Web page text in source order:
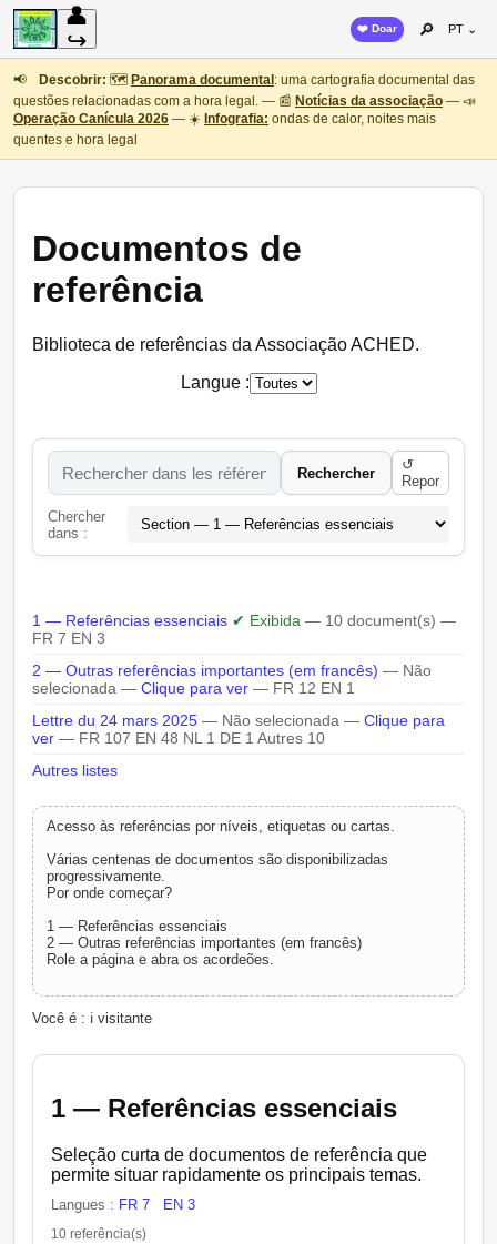
👤
↪
❤️ Doar 🔎 PT ⌄
📢 Descobrir: 🗺️ Panorama documental : uma cartografia documental das
questões relacionadas com a hora legal. — 📰 Notícias da associação — 📣
Operação Canícula 2026 — ☀️ Infografia: ondas de calor, noites mais
quentes e hora legal
Documentos de
referência
Biblioteca de referências da Associação ACHED.
Langue :
Rechercher
↺
Repor
Chercher
dans :
1 — Referências essenciais ✔ Exibida — 10 document(s) —
FR 7 EN 3
2 — Outras referências importantes (em francês) — Não
selecionada — Clique para ver — FR 12 EN 1
Lettre du 24 mars 2025 — Não selecionada — Clique para
ver — FR 107 EN 48 NL 1 DE 1 Autres 10
Autres listes
Acesso às referências por níveis, etiquetas ou cartas.
Várias centenas de documentos são disponibilizadas
progressivamente.
Por onde começar?
1 — Referências essenciais
2 — Outras referências importantes (em francês)
Role a página e abra os acordeões.
Você é : ℹ️ visitante
1 — Referências essenciais
Seleção curta de documentos de referência que
permite situar rapidamente os principais temas.
Langues : FR 7 EN 3
10 referência(s)